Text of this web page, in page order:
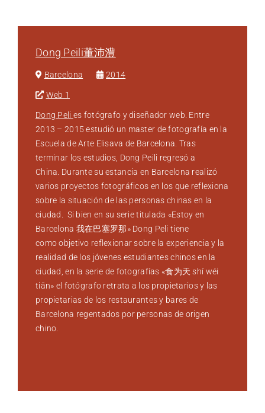
Dong Peili董沛澧
Barcelona 2014
Web 1
Dong Peli es fotógrafo y diseñador web. Entre
2013 – 2015 estudió un master de fotografía en la
Escuela de Arte Elisava de Barcelona. Tras
terminar los estudios, Dong Peili regresó a
China. Durante su estancia en Barcelona realizó
varios proyectos fotográficos en los que reflexiona
sobre la situación de las personas chinas en la
ciudad. Si bien en su serie titulada «Estoy en
Barcelona 我在巴塞罗那» Dong Peli tiene
como objetivo reflexionar sobre la experiencia y la
realidad de los jóvenes estudiantes chinos en la
ciudad, en la serie de fotografías «食为天 shí wéi
tiān» el fotógrafo retrata a los propietarios y las
propietarias de los restaurantes y bares de
Barcelona regentados por personas de origen
chino.